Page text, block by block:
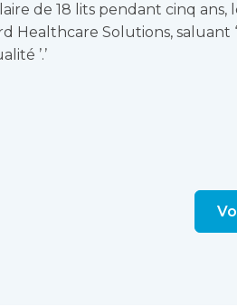
de 18 lits pendant cinq ans,
Healthcare Solutions, saluant ‘
’.’